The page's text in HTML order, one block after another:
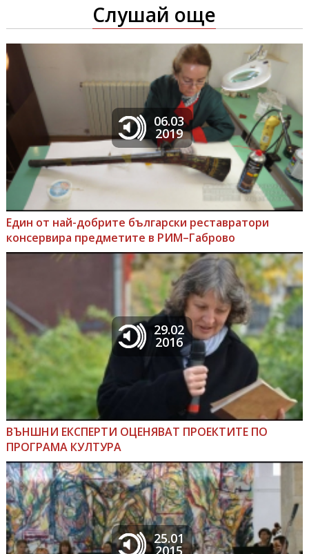
Слушай още
06.03
2019
Един от най-добрите български реставратори
консервира предметите в РИМ–Габрово
29.02
2016
ВЪНШНИ ЕКСПЕРТИ ОЦЕНЯВАТ ПРОЕКТИТЕ ПО
ПРОГРАМА КУЛТУРА
25.01
2015